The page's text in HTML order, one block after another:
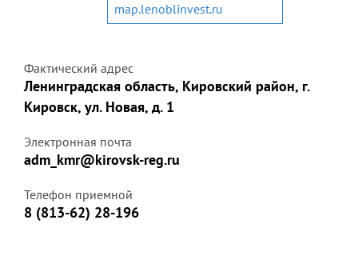
map.lenoblinvest.ru
Фактический адрес
Ленинградская область, Кировский район, г.
Кировск, ул. Новая, д. 1
Электронная почта
adm_kmr@kirovsk-reg.ru
Телефон приемной
8 (813-62) 28-196